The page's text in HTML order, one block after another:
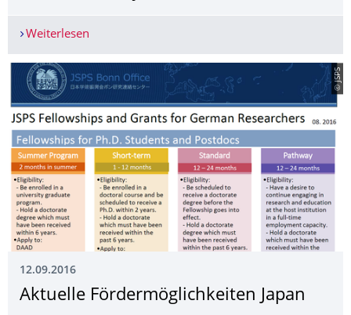
Weiterlesen
© JSPS
12.09.2016
Aktuelle Fördermöglichkei­ten Japan